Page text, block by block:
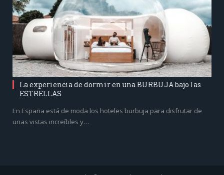
La experiencia de dormir en una BURBUJA bajo las
ESTRELLAS
En España está de moda los hoteles burbuja para disfrutar de
unas vistas increíbles y…